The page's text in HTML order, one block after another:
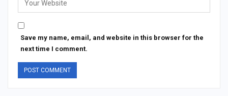
Save my name, email, and website in this browser for the
next time I comment.